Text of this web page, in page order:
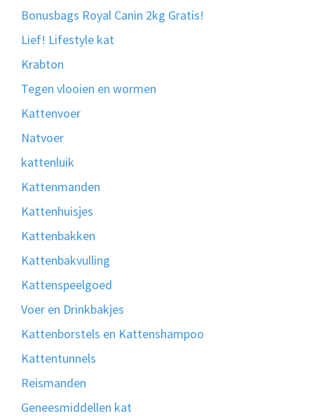
Bonusbags Royal Canin 2kg Gratis!
Lief! Lifestyle kat
Krabton
Tegen vlooien en wormen
Kattenvoer
Natvoer
kattenluik
Kattenmanden
Kattenhuisjes
Kattenbakken
Kattenbakvulling
Kattenspeelgoed
Voer en Drinkbakjes
Kattenborstels en Kattenshampoo
Kattentunnels
Reismanden
Geneesmiddellen kat